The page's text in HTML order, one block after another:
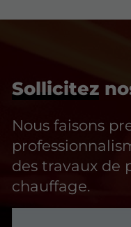
Sollicitez
Nous faisons
des travaux de
chauffage.